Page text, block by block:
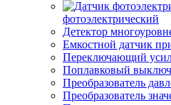
фотоэлектрический
Детектор
Емкостной датчик
Переключающий
Поплавковый
Преобразователь
Преобразователь